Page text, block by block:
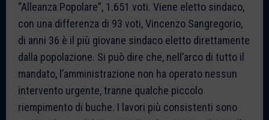
“Alleanza Popolare”, 1.651 voti. Viene eletto sindaco,
con una differenza di 93 voti, Vincenzo Sangregorio,
di anni 36 è il più giovane sindaco eletto direttamente
dalla popolazione. Si può dire che, nell’arco di tutto il
mandato, l’amministrazione non ha operato nessun
intervento urgente, tranne qualche piccolo
riempimento di buche. I lavori più consistenti sono